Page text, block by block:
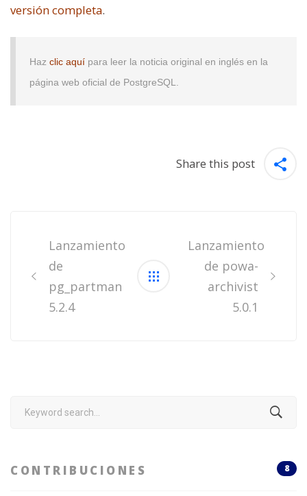
versión completa.
Haz clic aquí para leer la noticia original en inglés en la
página web oficial de PostgreSQL.
Share this post
navigation
Lanzamiento
de
pg_partman
5.2.4
Lanzamiento
de powa-
archivist
5.0.1
Search
CONTRIBUCIONES 8